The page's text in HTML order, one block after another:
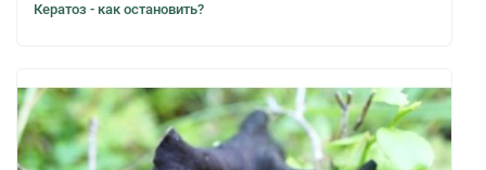
Кератоз - как остановить?